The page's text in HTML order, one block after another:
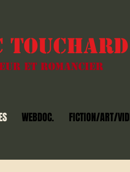
et romancier
WEBDOC. FICTION/ART/